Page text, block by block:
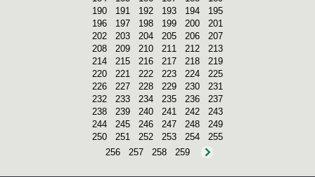
190
191 192 193 194
195
196
197 198 199 200
201
202
203 204 205 206
207
208
209 210 211 212
213
214
215 216 217 218
219
220
221 222 223 224
225
226
227 228 229 230
231
232
233 234 235 236
237
238
239 240 241 242
243
244
245 246 247 248
249
250
251 252 253 254
255
256
257 258 259